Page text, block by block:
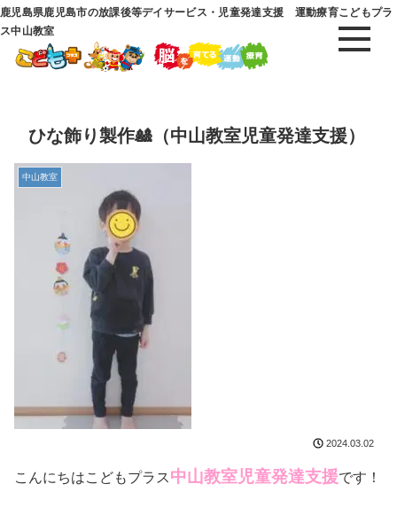
鹿児島県鹿児島市の放課後等デイサービス・児童発達支援 運動療育こどもプラ
ス中山教室
ひな飾り製作🎎（中山教室児童発達支援）
中山教室
2024.03.02
こんにちはこどもプラス中山教室児童発達支援です！